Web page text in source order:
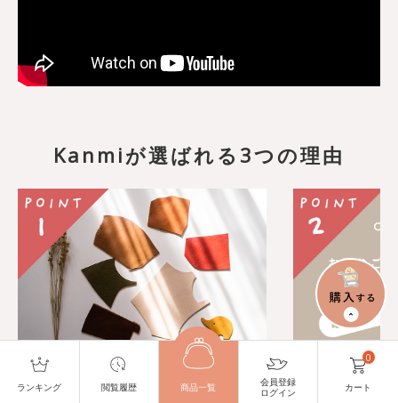
Kanmiが選ばれる3つの理由
Kanmiこだわりの”モノづ 安心のカ
ランキング 閲覧履歴 商品一覧
会員登録
ログイン
カート
0